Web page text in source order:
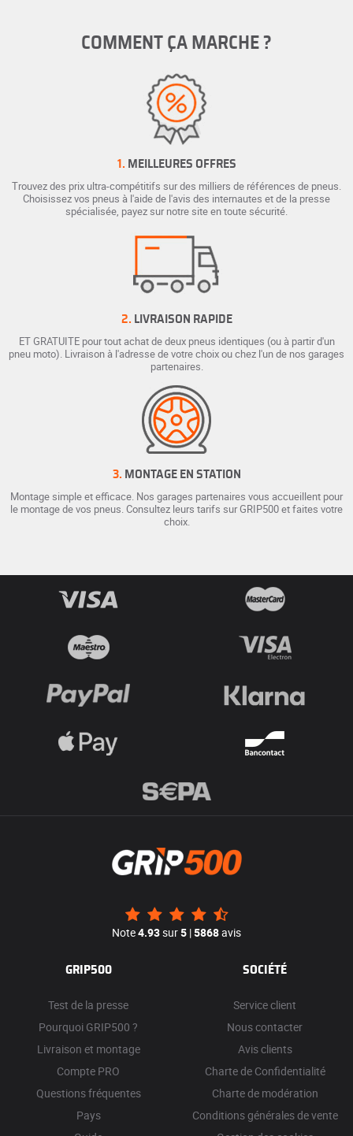
COMMENT ÇA MARCHE ?
1. MEILLEURES OFFRES
Trouvez des prix ultra-compétitifs sur des milliers de références de pneus.
Choisissez vos pneus à l'aide de l'avis des internautes et de la presse
spécialisée, payez sur notre site en toute sécurité.
2. LIVRAISON RAPIDE
ET GRATUITE pour tout achat de deux pneus identiques (ou à partir d'un
pneu moto). Livraison à l'adresse de votre choix ou chez l'un de nos garages
partenaires.
3. MONTAGE EN STATION
Montage simple et efficace. Nos garages partenaires vous accueillent pour
le montage de vos pneus. Consultez leurs tarifs sur GRIP500 et faites votre
choix.
Note4.93sur5 |5868avis
GRIP500
Test de la presse
Pourquoi GRIP500 ?
Livraison et montage
Compte PRO
Questions fréquentes
Pays
SOCIÉTÉ
Service client
Nous contacter
Avis clients
Charte de Confidentialité
Charte de modération
Conditions générales de vente